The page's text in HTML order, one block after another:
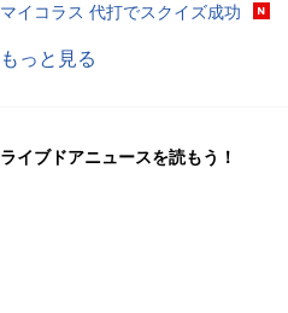
マイコラス 代打でスクイズ成功
もっと見る
ライブドアニュースを読もう！